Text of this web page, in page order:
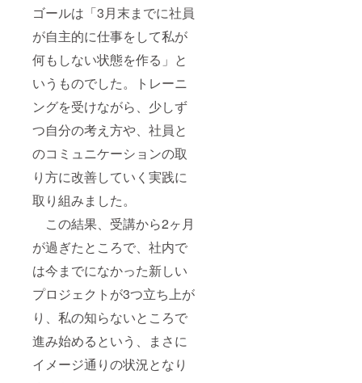
ゴールは「3月末までに社員
が自主的に仕事をして私が
何もしない状態を作る」と
いうものでした。トレーニ
ングを受けながら、少しず
つ自分の考え方や、社員と
のコミュニケーションの取
り方に改善していく実践に
取り組みました。
この結果、受講から2ヶ月
が過ぎたところで、社内で
は今までになかった新しい
プロジェクトが3つ立ち上が
り、私の知らないところで
進み始めるという、まさに
イメージ通りの状況となり